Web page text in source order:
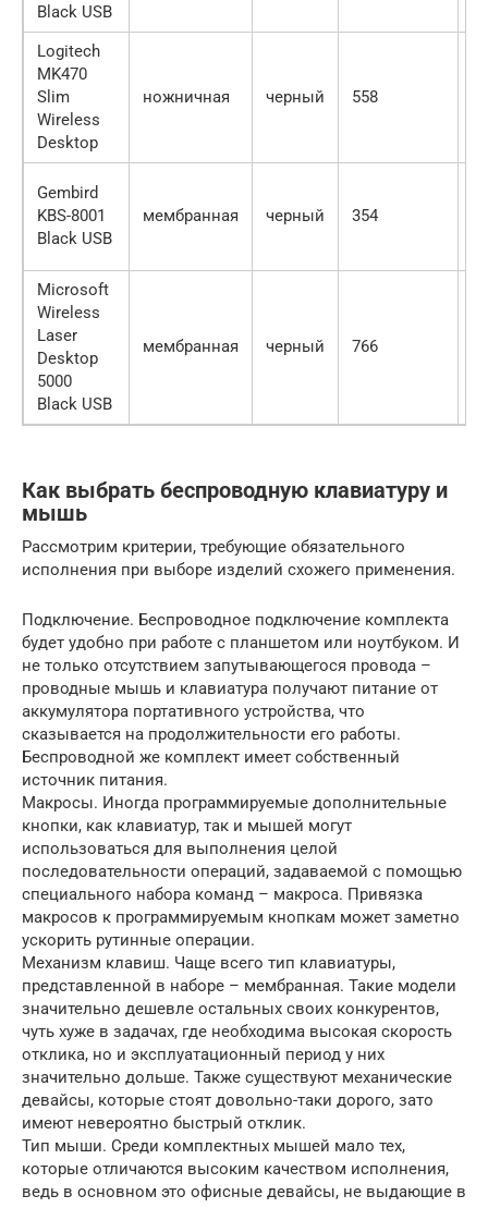
Black USB
Logitech
MK470
Slim
Wireless
Desktop
ножничная черный 558
Gembird
KBS-8001
Black USB
мембранная черный 354
Microsoft
Wireless
Laser
Desktop
5000
Black USB
мембранная черный 766
Как выбрать беспроводную клавиатуру и
мышь
Рассмотрим критерии, требующие обязательного
исполнения при выборе изделий схожего применения.
Подключение. Беспроводное подключение комплекта
будет удобно при работе с планшетом или ноутбуком. И
не только отсутствием запутывающегося провода –
проводные мышь и клавиатура получают питание от
аккумулятора портативного устройства, что
сказывается на продолжительности его работы.
Беспроводной же комплект имеет собственный
источник питания.
Макросы. Иногда программируемые дополнительные
кнопки, как клавиатур, так и мышей могут
использоваться для выполнения целой
последовательности операций, задаваемой с помощью
специального набора команд – макроса. Привязка
макросов к программируемым кнопкам может заметно
ускорить рутинные операции.
Механизм клавиш. Чаще всего тип клавиатуры,
представленной в наборе – мембранная. Такие модели
значительно дешевле остальных своих конкурентов,
чуть хуже в задачах, где необходима высокая скорость
отклика, но и эксплуатационный период у них
значительно дольше. Также существуют механические
девайсы, которые стоят довольно-таки дорого, зато
имеют невероятно быстрый отклик.
Тип мыши. Среди комплектных мышей мало тех,
которые отличаются высоким качеством исполнения,
ведь в основном это офисные девайсы, не выдающие в